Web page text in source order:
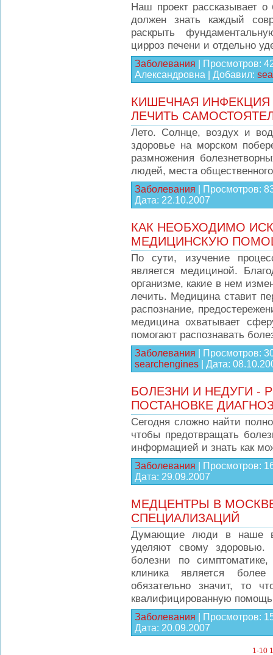
Наш проект рассказывает
должен знать каждый
раскрыть
цирроз печени и отдельно
Заболевания Просмотров:
Александровна
Добавил:
КИШЕЧНАЯ
ЛЕЧИТЬ
Лето. Солнце, воздух и
здоровье на морском
размножения
людей, места
Заболевания Просмотров:
Дата: 22.10.2007
КАК НЕОБХОДИМО
МЕДИЦИНСКУЮ
По сути, изучение
является медициной.
организме, какие в нем
лечить. Медицина ставит
распознание,
медицина охватывает
помогают распознавать
Заболевания Просмотров:
searchengines
Дата:
БОЛЕЗНИ И НЕДУГИ -
ПОСТАНОВКЕ
Сегодня сложно найти
чтобы предотвращать
информацией и знать как
Заболевания Просмотров:
Дата: 29.09.2007
МЕДЦЕНТРЫ В
СПЕЦИАЛИЗАЦИЙ
Думающие люди в наше
уделяют свому здоровью.
болезни по
клиника является
обязательно значит, то
квалифицированную
Заболевания Просмотров:
Дата: 20.09.2007
1-10